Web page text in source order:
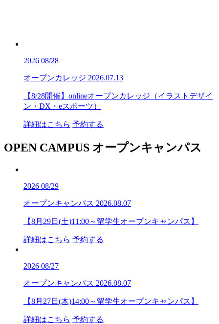
2026 08/28
オープンカレッジ 2026.07.13
【8/28開催】onlineオープンカレッジ（イラストデザイ
ン・DX・eスポーツ）
詳細はこちら 予約する
OPEN CAMPUS オープンキャンパス
2026 08/29
オープンキャンパス 2026.08.07
【8月29日(土)11:00～留学生オープンキャンパス】
詳細はこちら 予約する
2026 08/27
オープンキャンパス 2026.08.07
【8月27日(木)14:00～留学生オープンキャンパス】
詳細はこちら 予約する